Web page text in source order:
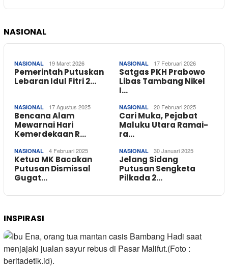
NASIONAL
NASIONAL 19 Maret 2026
Pemerintah Putuskan
Lebaran Idul Fitri 2…
NASIONAL 17 Februari 2026
Satgas PKH Prabowo
Libas Tambang Nikel
I…
NASIONAL 17 Agustus 2025
Bencana Alam
Mewarnai Hari
Kemerdekaan R…
NASIONAL 20 Februari 2025
Cari Muka, Pejabat
Maluku Utara Ramai-
ra…
NASIONAL 4 Februari 2025
Ketua MK Bacakan
Putusan Dismissal
Gugat…
NASIONAL 30 Januari 2025
Jelang Sidang
Putusan Sengketa
Pilkada 2…
INSPIRASI